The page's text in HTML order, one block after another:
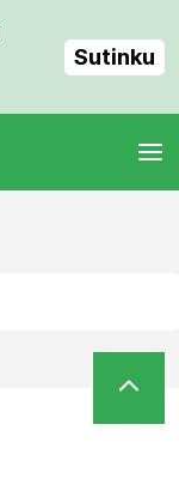
Sutinku